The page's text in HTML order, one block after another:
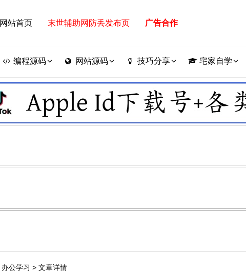
网站首页 末世辅助网防丢发布页 广告合作
编程源码 网站源码 技巧分享 宅家自学
办公学习 > 文章详情